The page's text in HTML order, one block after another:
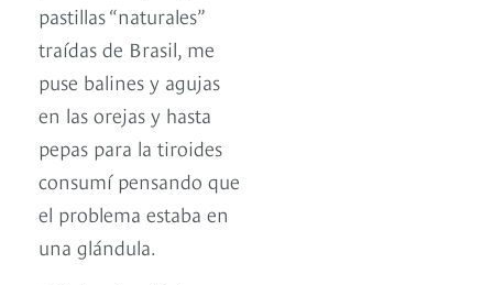
pastillas “naturales”
traídas de Brasil, me
puse balines y agujas
en las orejas y hasta
pepas para la tiroides
consumí pensando que
el problema estaba en
una glándula.